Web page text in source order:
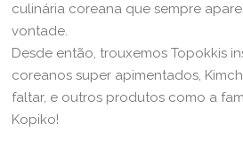
culinária coreana que sempre
vontade.
Desde então, trouxemos Topokkis
coreanos super apimentados,
faltar, e outros produtos como a
Kopiko!